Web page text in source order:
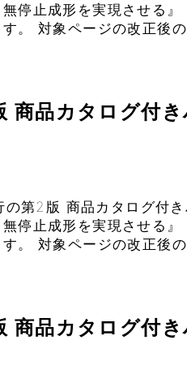
停止成形を実現させる
す。 対象ページの改正後
商品カタログ付
第2版 商品カタログ付
停止成形を実現させる
す。 対象ページの改正後
商品カタログ付